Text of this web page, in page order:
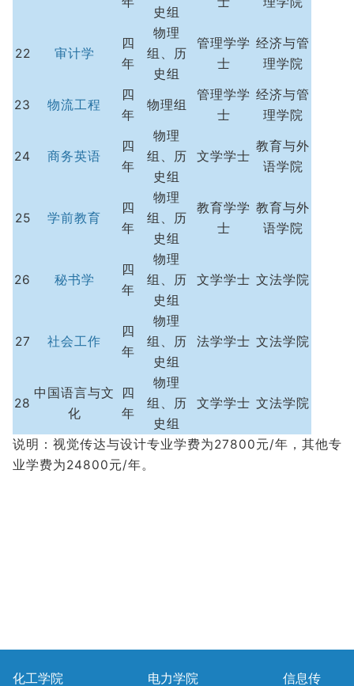
史组
22 审计学
四
年
物理
组、历
史组
管理学学
士
经济与管
理学院
23 物流工程
四
年
物理组
管理学学
士
经济与管
理学院
24 商务英语
四
年
物理
组、历
史组
文学学士
教育与外
语学院
25 学前教育
四
年
物理
组、历
史组
教育学学
士
教育与外
语学院
26 秘书学
四
年
物理
组、历
史组
文学学士 文法学院
27 社会工作
四
年
物理
组、历
史组
法学学士 文法学院
28
中国语言与文
化
四
年
物理
组、历
史组
文学学士 文法学院
说明：视觉传达与设计专业学费为27800元/年，其他专
业学费为24800元/年。
化工学院 电力学院 信息传